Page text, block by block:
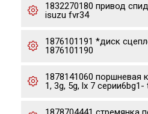
1832270180 привод
isuzu fvr34
1876101191 *диск
1876101190
1878141060 поршневая
1, 3g, 5g, lx 7